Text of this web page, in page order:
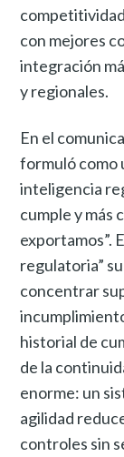
con mejores
integración
y regionales.
En el
formuló como
inteligencia
cumple y más
exportamos”.
regulatoria”
concentrar
historial de
de la
enorme: un
agilidad
controles sin